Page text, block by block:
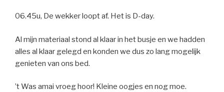
06.45u, De wekker loopt af. Het is D-day.
Al mijn materiaal stond al klaar in het busje en we hadden
alles al klaar gelegd en konden we dus zo lang mogelijk
genieten van ons bed.
’t Was amai vroeg hoor! Kleine oogjes en nog moe.